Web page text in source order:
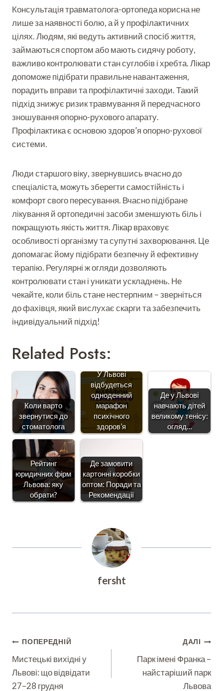
Консультація травматолога-ортопеда корисна не
лише за наявності болю, а й у профілактичних
цілях. Людям, які ведуть активний спосіб життя,
займаються спортом або мають сидячу роботу,
важливо контролювати стан суглобів і хребта. Лікар
допоможе підібрати правильне навантаження,
порадить вправи та профілактичні заходи. Такий
підхід знижує ризик травмування й передчасного
зношування опорно-рухового апарату.
Профілактика є основою здоров’я опорно-рухової
системи.
Люди старшого віку, звернувшись вчасно до
спеціаліста, можуть зберегти самостійність і
комфорт свого пересування. Вчасно підібране
лікування й ортопедичні засоби зменшують біль і
покращують якість життя. Лікар враховує
особливості організму та супутні захворювання. Це
допомагає йому підібрати безпечну й ефективну
терапію. Регулярні ж огляди дозволяють
контролювати стан і уникати ускладнень. Не
чекайте, коли біль стане нестерпним – зверніться
до фахівця, який вислухає скарги та забезпечить
індивідуальний підхід!
Related Posts:
Коли варто
звернутися до
стоматолога
У Львові
відбудеться
одноденний
марафон
психічного
здоров’я
Де у Львові
навчають дітей
великому тенісу:
огляд…
Рейтинг
юридичних фірм
Львова: яку
обрати?
Де замовити
картонні коробки
оптом: Поради та
Рекомендації
fersht
Навігація
Записів
ПОПЕРЕДНІЙ
Мистецькі вихідні у
Львові: що відвідати
27–28 грудня
ДАЛІ
Парк імені Франка –
найстаріший парк
Львова